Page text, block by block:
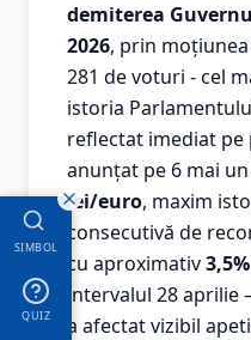
demiterea
2026, prin
281 de voturi - cel
istoria
reflectat imediat pe
anunțat pe 6 mai
lei/euro, maxim
consecutivă de
cu aproximativ
intervalul 28 aprilie
a afectat vizibil
SIMBOL
QUIZ